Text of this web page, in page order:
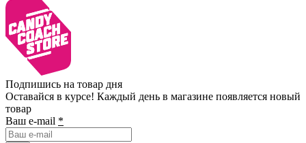
Подпишись на товар дня
Оставайся в курсе! Каждый день в магазине появляется новый
товар
Ваш e-mail *